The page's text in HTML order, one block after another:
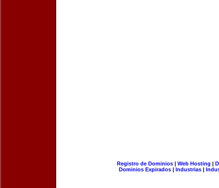
Registro de Dominios| Web Hosting |
Dominios Expirados | Industrias |